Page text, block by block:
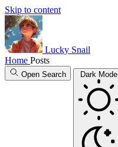
Skip to content
Lucky Snail
Home Posts
Open Search Dark Mode